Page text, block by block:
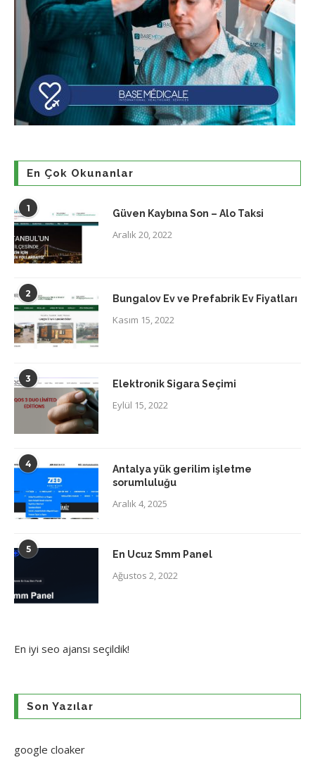
En Çok Okunanlar
1 Güven Kaybına Son – Alo Taksi
Aralık 20, 2022
2 Bungalov Ev ve Prefabrik Ev Fiyatları
Kasım 15, 2022
3 Elektronik Sigara Seçimi
Eylül 15, 2022
4
Antalya yük gerilim işletme
sorumluluğu
Aralık 4, 2025
5 En Ucuz Smm Panel
Ağustos 2, 2022
En iyi seo ajansı seçildik!
Son Yazılar
google cloaker